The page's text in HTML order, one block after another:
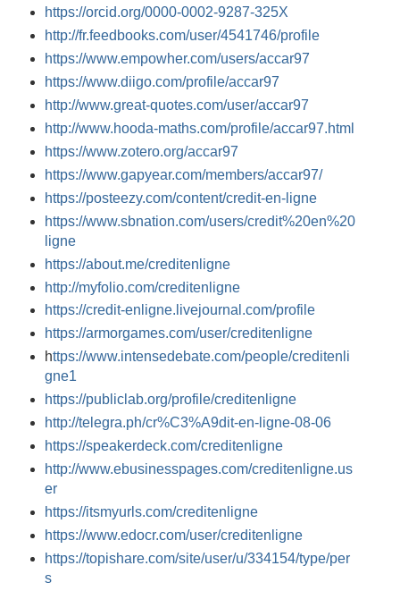
https://orcid.org/0000-0002-9287-325X
http://fr.feedbooks.com/user/4541746/profile
https://www.empowher.com/users/accar97
https://www.diigo.com/profile/accar97
http://www.great-quotes.com/user/accar97
http://www.hooda-maths.com/profile/accar97.html
https://www.zotero.org/accar97
https://www.gapyear.com/members/accar97/
https://posteezy.com/content/credit-en-ligne
https://www.sbnation.com/users/credit%20en%20
ligne
https://about.me/creditenligne
http://myfolio.com/creditenligne
https://credit-enligne.livejournal.com/profile
https://armorgames.com/user/creditenligne
https://www.intensedebate.com/people/creditenli
gne1
https://publiclab.org/profile/creditenligne
http://telegra.ph/cr%C3%A9dit-en-ligne-08-06
https://speakerdeck.com/creditenligne
http://www.ebusinesspages.com/creditenligne.us
er
https://itsmyurls.com/creditenligne
https://www.edocr.com/user/creditenligne
https://topishare.com/site/user/u/334154/type/per
s